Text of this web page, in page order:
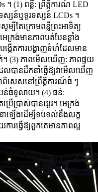
(1) ពន្លឺ: ព្រឹត្តិការណ៍ LED
ទស្សន៍ឬទូរទស្សន៍ LCDs ។
តែក្រោមពន្លឺព្រះអាទិត្យ
ក្រង់មានភាពបត់បែនខ្លាំង
បង្កើតការបង្ហាញទំហំដែលមាន
។ (3) ភាពមើលឃើញ: ភាពផ្ទុយ
បានដឹកនាំធ្វើឱ្យវាមើលឃើញ
ាពិសេសនៅព្រឹត្តិការណ៍ធំ ៗ
ន់ធំទូលាយ។ (4) ធន់:
រើប្រាស់បានយូរ។ អេក្រង់
ាឡើងដើម្បីទប់ទល់នឹងលក្ខ
រធ្វើឱ្យពួកគេមានភាពល្អ